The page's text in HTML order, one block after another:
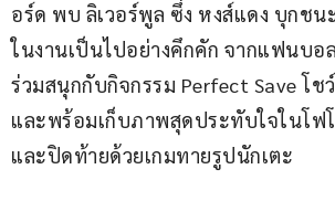
อร์ด พบ ลิเวอร์พูล ซึ่ง หงส์แดง บุกชน
ในงานเป็นไปอย่างคึกคัก จากแฟนบอ
ร่วมสนุกกับกิจกรรม Perfect Save โช
และพร้อมเก็บภาพสุดประทับใจในโฟ
และปิดท้ายด้วยเกมทายรูปนักเตะ